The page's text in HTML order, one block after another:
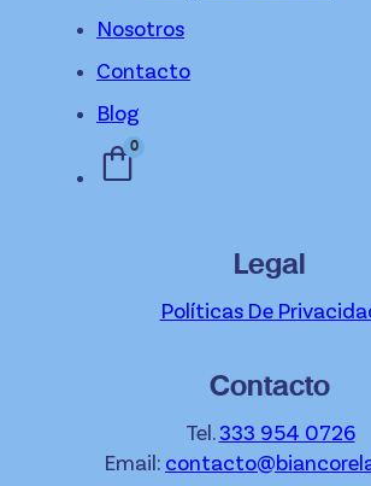
Nosotros
Contacto
Blog
0
Legal
Políticas De
Contacto
Tel.333 954 0726
Email: